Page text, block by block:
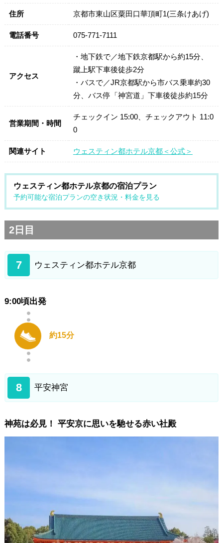
住所 京都市東山区粟田口華頂町1(三条けあげ)
電話番号 075-771-7111
アクセス
・地下鉄で／地下鉄京都駅から約15分、
蹴上駅下車後徒歩2分
・バスで／JR京都駅から市バス乗車約30
分、バス停「神宮道」下車後徒歩約15分
営業期間・時間
チェックイン 15:00、チェックアウト 11:0
0
関連サイト ウェスティン都ホテル京都＜公式＞
ウェスティン都ホテル京都の宿泊プラン
予約可能な宿泊プランの空き状況・料金を見る
2日目
7 ウェスティン都ホテル京都
9:00頃出発
約15分
8 平安神宮
神苑は必見！ 平安京に思いを馳せる赤い社殿